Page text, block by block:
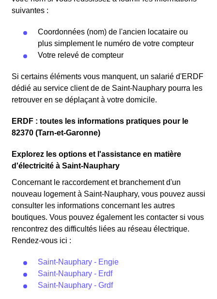
suivantes :
Coordonnées (nom) de l'ancien locataire ou
plus simplement le numéro de votre compteur
Votre relevé de compteur
Si certains éléments vous manquent, un salarié d'ERDF
dédié au service client de de Saint-Nauphary pourra les
retrouver en se déplaçant à votre domicile.
ERDF : toutes les informations pratiques pour le
82370 (Tarn-et-Garonne)
Explorez les options et l'assistance en matière
d'électricité à Saint-Nauphary
Concernant le raccordement et branchement d'un
nouveau logement à Saint-Nauphary, vous pouvez aussi
consulter les informations concernant les autres
boutiques. Vous pouvez également les contacter si vous
rencontrez des difficultés liées au réseau électrique.
Rendez-vous ici :
Saint-Nauphary - Engie
Saint-Nauphary - Erdf
Saint-Nauphary - Grdf